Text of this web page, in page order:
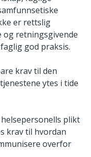
er rettslig
og retningsgivende
god praksis.
krav til den
ytes i tide
plikt
krav til hvordan
overfor